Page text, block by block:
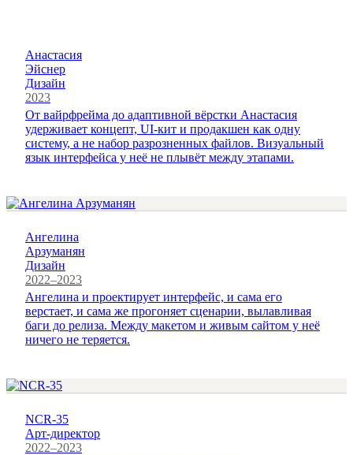
Анастасия
Эйснер
Дизайн
2023
От вайрфрейма до адаптивной вёрстки Анастасия
удерживает концепт, UI-кит и продакшен как одну
систему, а не набор разрозненных файлов. Визуальный
язык интерфейса у неё не плывёт между этапами.
Ангелина
Арзуманян
Дизайн
2022–2023
Ангелина и проектирует интерфейс, и сама его
верстает, и сама же прогоняет сценарии, вылавливая
баги до релиза. Между макетом и живым сайтом у неё
ничего не теряется.
NCR-35
Арт-директор
2022–2023